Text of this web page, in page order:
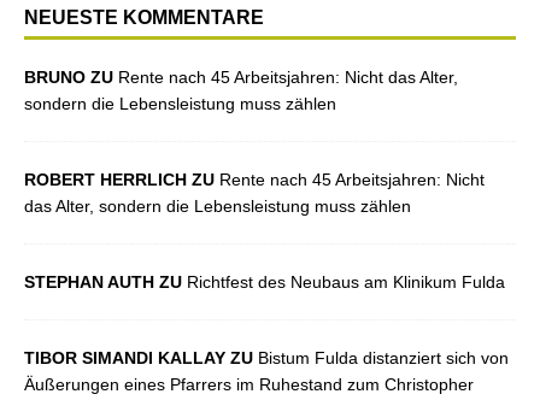
NEUESTE KOMMENTARE
BRUNO ZU Rente nach 45 Arbeitsjahren: Nicht das Alter,
sondern die Lebensleistung muss zählen
ROBERT HERRLICH ZU Rente nach 45 Arbeitsjahren: Nicht
das Alter, sondern die Lebensleistung muss zählen
STEPHAN AUTH ZU Richtfest des Neubaus am Klinikum Fulda
TIBOR SIMANDI KALLAY ZU Bistum Fulda distanziert sich von
Äußerungen eines Pfarrers im Ruhestand zum Christopher